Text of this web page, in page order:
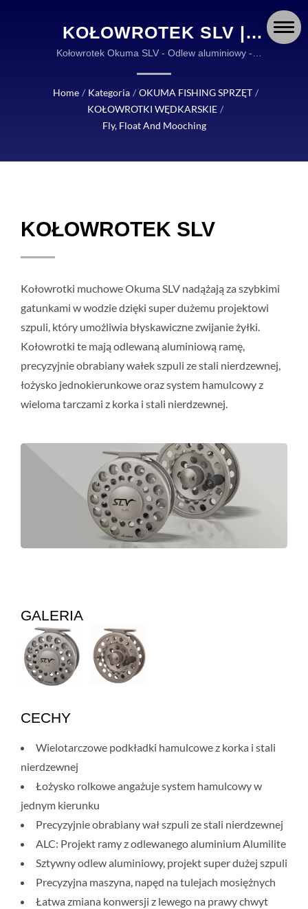
KOŁOWROTEK SLV |
OKUMA FISHING:
WYTRZYMAŁY I
NIEZAWODNY SPRZĘT
DLA WĘDKARZY NA
Kołowrotek Okuma SLV - Odlew aluminiowy -
Home / Kategoria / OKUMA FISHING SPRZĘT /
KOŁOWROTKI WĘDKARSKIE /
Fly, Float And Mooching
KOŁOWROTEK SLV
Kołowrotki muchowe Okuma SLV nadążają za szybkimi
gatunkami w wodzie dzięki super dużemu projektowi
szpuli, który umożliwia błyskawiczne zwijanie żyłki.
Kołowrotki te mają odlewaną aluminiową ramę,
precyzyjnie obrabiany wałek szpuli ze stali nierdzewnej,
łożysko jednokierunkowe oraz system hamulcowy z
wieloma tarczami z korka i stali nierdzewnej.
GALERIA
CECHY
Wielotarczowe podkładki hamulcowe z korka i stali
nierdzewnej
Łożysko rolkowe angażuje system hamulcowy w
jednym kierunku
Precyzyjnie obrabiany wał szpuli ze stali nierdzewnej
ALC: Projekt ramy z odlewanego aluminium Alumilite
Sztywny odlew aluminiowy, projekt super dużej szpuli
Precyzyjna maszyna, napęd na tulejach mosiężnych
Łatwa zmiana konwersji z lewego na prawy chwyt